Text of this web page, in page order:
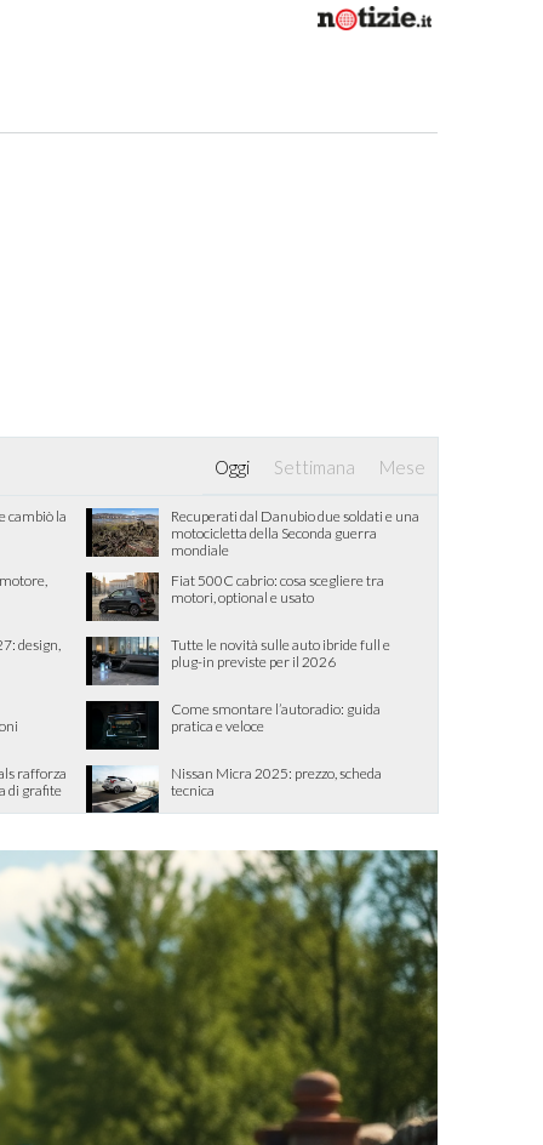
Oggi Settimana Mese
cambiò la
Recuperati dal Danubio due soldati e una
motocicletta della Seconda guerra
mondiale
Fiat 500C cabrio: cosa scegliere tra
motori, optional e usato
design,
Tutte le novità sulle auto ibride full e
plug-in previste per il 2026
Come smontare l’autoradio: guida
pratica e veloce
rafforza
di grafite
Nissan Micra 2025: prezzo, scheda
tecnica